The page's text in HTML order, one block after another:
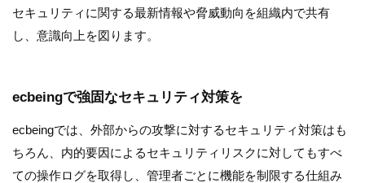
セキュリティに関する最新情報や脅威動向を組織内で共有
し、意識向上を図ります。
ecbeingで強固なセキュリティ対策を
ecbeingでは、外部からの攻撃に対するセキュリティ対策はも
ちろん、内的要因によるセキュリティリスクに対してもすべ
ての操作ログを取得し、管理者ごとに機能を制限する仕組み